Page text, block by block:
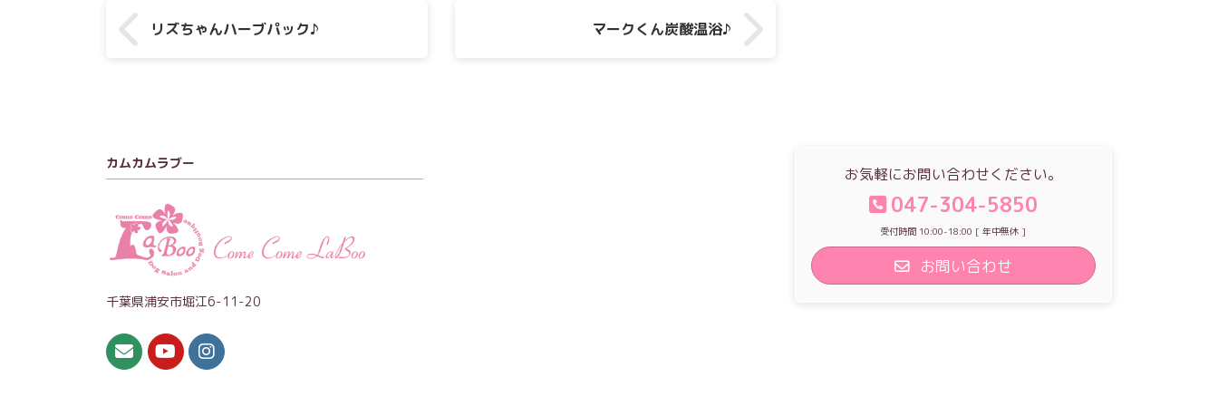
リズちゃんハーブパック♪ マークくん炭酸温浴♪
カムカムラブー
千葉県浦安市堀江6-11-20
お気軽にお問い合わせください。
047-304-5850
受付時間 10:00-18:00 [ 年中無休 ]
お問い合わせ